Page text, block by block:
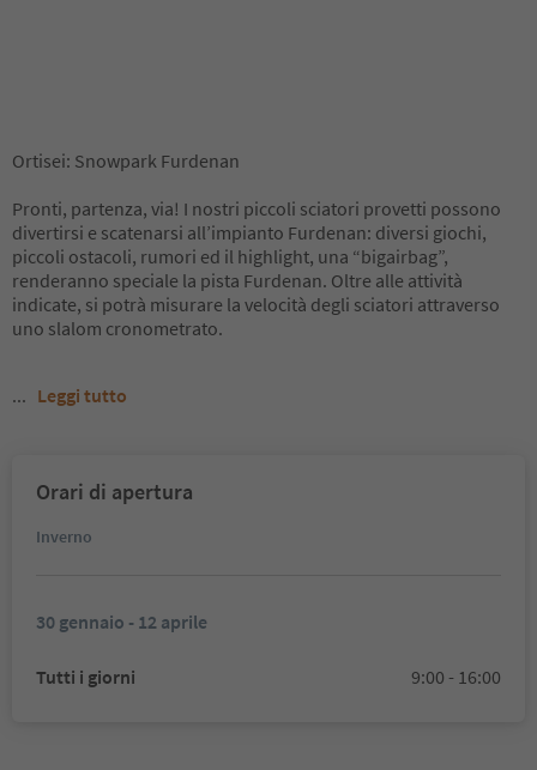
Ortisei: Snowpark Furdenan
Pronti, partenza, via! I nostri piccoli sciatori provetti possono
divertirsi e scatenarsi all’impianto Furdenan: diversi giochi,
piccoli ostacoli, rumori ed il highlight, una “bigairbag”,
renderanno speciale la pista Furdenan. Oltre alle attività
indicate, si potrà misurare la velocità degli sciatori attraverso
uno slalom cronometrato.
... Leggi tutto
Orari di apertura
Inverno
30 gennaio - 12 aprile
Tutti i giorni 9:00 - 16:00